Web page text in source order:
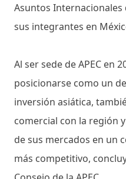
Asuntos Internacionales
sus integrantes en
Al ser sede de APEC en
posicionarse como un
inversión asiática,
comercial con la región
de sus mercados en un
más competitivo,